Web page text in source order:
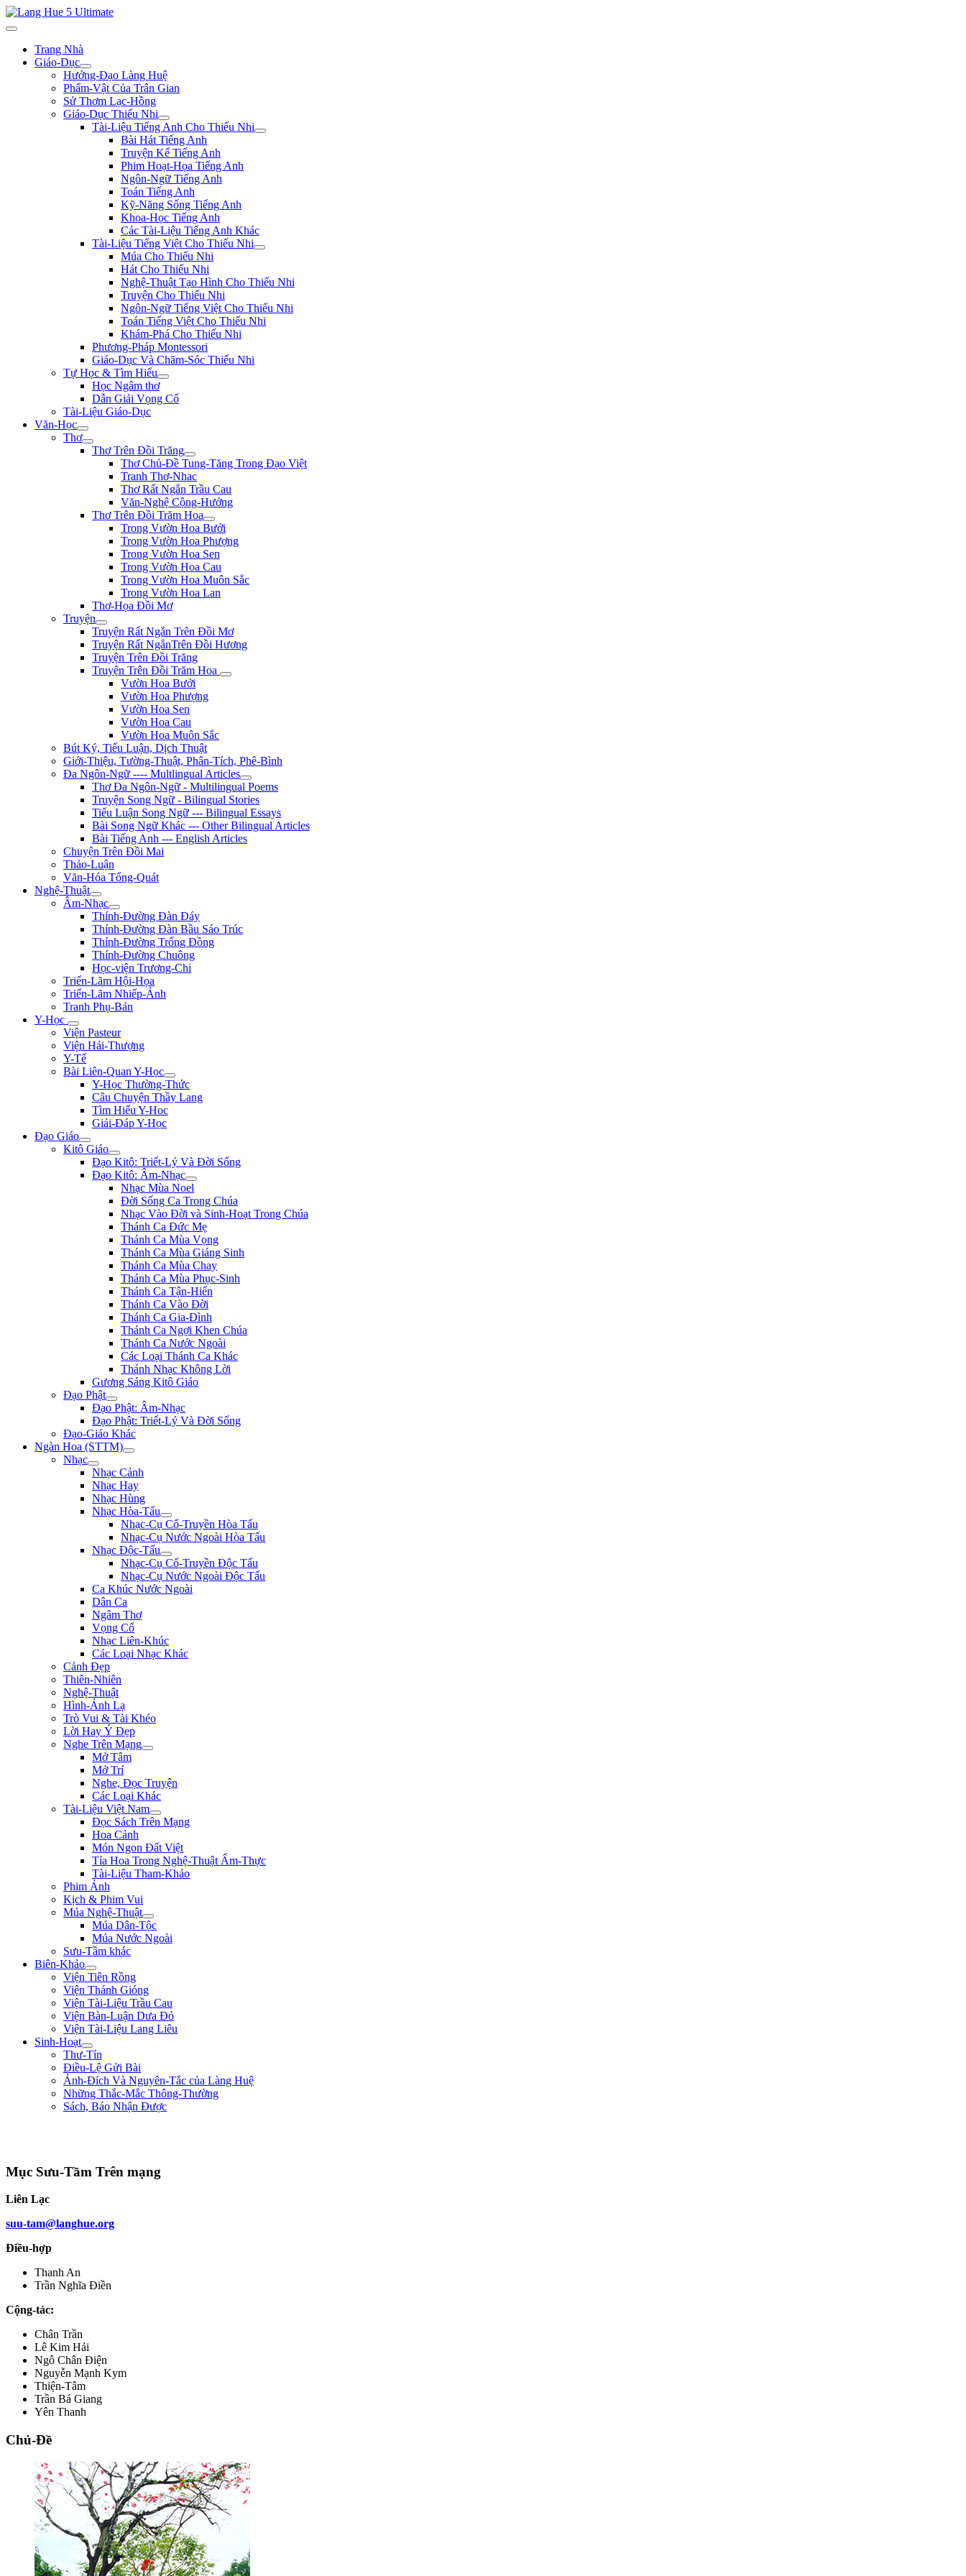
Trang Nhà
Giáo-Dục
Hướng-Đạo Làng Huệ
Phẩm-Vật Của Trân Gian
Sử Thơm Lạc-Hồng
Giáo-Dục Thiếu Nhi
Tài-Liệu Tiếng Anh Cho Thiếu Nhi
Bài Hát Tiếng Anh
Truyện Kể Tiếng Anh
Phim Hoạt-Họa Tiếng Anh
Ngôn-Ngữ Tiếng Anh
Toán Tiếng Anh
Kỹ-Năng Sống Tiếng Anh
Khoa-Học Tiếng Anh
Các Tài-Liệu Tiếng Anh Khác
Tài-Liệu Tiếng Việt Cho Thiếu Nhi
Múa Cho Thiếu Nhi
Hát Cho Thiếu Nhi
Nghệ-Thuật Tạo Hình Cho Thiếu Nhi
Truyện Cho Thiếu Nhi
Ngôn-Ngữ Tiếng Việt Cho Thiếu Nhi
Toán Tiếng Việt Cho Thiếu Nhi
Khám-Phá Cho Thiếu Nhi
Phương-Pháp Montessori
Giáo-Dục Và Chăm-Sóc Thiếu Nhi
Tự Học & Tìm Hiểu
Học Ngâm thơ
Dẫn Giải Vọng Cổ
Tài-Liệu Giáo-Dục
Văn-Học
Thơ
Thơ Trên Đồi Trăng
Thơ Chủ-Đề Tung-Tăng Trong Đạo Việt
Tranh Thơ-Nhac
Thơ Rất Ngắn Trầu Cau
Văn-Nghệ Cộng-Hưởng
Thơ Trên Đồi Trăm Hoa
Trong Vườn Hoa Bưởi
Trong Vườn Hoa Phượng
Trong Vườn Hoa Sen
Trong Vườn Hoa Cau
Trong Vườn Hoa Muôn Sắc
Trong Vườn Hoa Lan
Thơ-Họa Đồi Mơ
Truyện
Truyện Rất Ngắn Trên Đồi Mơ
Truyện Rất NgắnTrên Đồi Hương
Truyện Trên Đồi Trăng
Truyện Trên Đồi Trăm Hoa
Vườn Hoa Bưởi
Vườn Hoa Phượng
Vườn Hoa Sen
Vườn Hoa Cau
Vườn Hoa Muôn Sắc
Bút Ký, Tiểu Luận, Dịch Thuật
Giới-Thiệu, Tường-Thuật, Phân-Tích, Phê-Bình
Đa Ngôn-Ngữ ---- Multlingual Articles
Thơ Đa Ngôn-Ngữ - Multilingual Poems
Truyện Song Ngữ - Bilingual Stories
Tiểu Luận Song Ngữ --- Bilingual Essays
Bài Song Ngữ Khác --- Other Bilingual Articles
Bài Tiếng Anh --- English Articles
Chuyện Trên Đồi Mai
Thảo-Luận
Văn-Hóa Tổng-Quát
Nghệ-Thuật
Âm-Nhạc
Thính-Đường Đàn Đáy
Thính-Đường Đàn Bầu Sáo Trúc
Thính-Đường Trống Đồng
Thính-Đường Chuông
Học-viện Trương-Chi
Triển-Lãm Hội-Họa
Triển-Lãm Nhiếp-Ảnh
Tranh Phụ-Bản
Y-Học
Viện Pasteur
Viện Hải-Thượng
Y-Tế
Bài Liên-Quan Y-Học
Y-Học Thường-Thức
Câu Chuyện Thầy Lang
Tìm Hiểu Y-Hoc
Giải-Đáp Y-Học
Đạo Giáo
Kitô Giáo
Đạo Kitô: Triết-Lý Và Đời Sống
Đạo Kitô: Âm-Nhạc
Nhạc Mùa Noel
Đời Sống Ca Trong Chúa
Nhạc Vào Đời và Sinh-Hoạt Trong Chúa
Thánh Ca Đức Mẹ
Thánh Ca Mùa Vọng
Thánh Ca Mùa Giáng Sinh
Thánh Ca Mùa Chay
Thánh Ca Mùa Phục-Sinh
Thánh Ca Tận-Hiến
Thánh Ca Vào Đời
Thánh Ca Gia-Đình
Thánh Ca Ngợi Khen Chúa
Thánh Ca Nước Ngoài
Các Loại Thánh Ca Khác
Thánh Nhạc Không Lời
Gương Sáng Kitô Giáo
Đạo Phật
Đạo Phật: Âm-Nhạc
Đạo Phật: Triết-Lý Và Đời Sống
Đạo-Giáo Khác
Ngàn Hoa (STTM)
Nhạc
Nhạc Cảnh
Nhạc Hay
Nhạc Hùng
Nhạc Hòa-Tấu
Nhạc-Cụ Cổ-Truyền Hòa Tấu
Nhạc-Cụ Nước Ngoài Hòa Tấu
Nhạc Độc-Tấu
Nhạc-Cụ Cổ-Truyền Độc Tấu
Nhạc-Cụ Nước Ngoài Độc Tấu
Ca Khúc Nước Ngoài
Dân Ca
Ngâm Thơ
Vọng Cổ
Nhạc Liên-Khúc
Các Loại Nhạc Khác
Cảnh Đẹp
Thiên-Nhiên
Nghệ-Thuật
Hình-Ảnh Lạ
Trò Vui & Tài Khéo
Lời Hay Ý Đẹp
Nghe Trên Mạng
Mở Tâm
Mở Trí
Nghe, Đọc Truyện
Các Loại Khác
Tài-Liệu Việt Nam
Đọc Sách Trên Mạng
Hoa Cảnh
Món Ngon Đất Việt
Tỉa Hoa Trong Nghệ-Thuật Ẩm-Thực
Tài-Liệu Tham-Khảo
Phim Ảnh
Kịch & Phim Vui
Múa Nghệ-Thuật
Múa Dân-Tộc
Múa Nước Ngoài
Sưu-Tầm khác
Biên-Khảo
Viện Tiên Rồng
Viện Thánh Gióng
Viện Tài-Liệu Trầu Cau
Viện Bàn-Luận Dưa Đỏ
Viện Tài-Liệu Lang Liêu
Sinh-Hoạt
Thư-Tín
Điều-Lệ Gửi Bài
Ảnh-Đích Và Nguyên-Tắc của Làng Huệ
Những Thắc-Mắc Thông-Thường
Sách, Báo Nhận Được
Mục Sưu-Tầm Trên mạng
Liên Lạc
suu-tam@langhue.org
Điều-hợp
Thanh An
Trần Nghĩa Điền
Cộng-tác:
Chân Trần
Lê Kim Hải
Ngô Chân Điện
Nguyễn Mạnh Kym
Thiện-Tâm
Trần Bá Giang
Yên Thanh
Chủ-Đề